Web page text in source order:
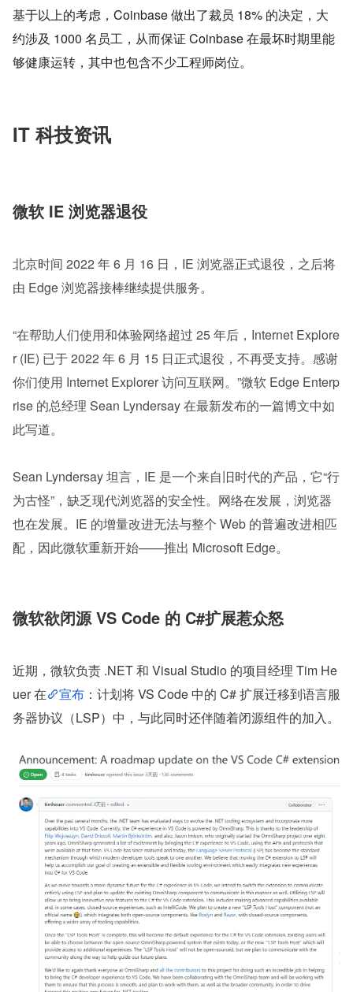
基于以上的考虑，Coinbase 做出了裁员 18% 的决定，大
约涉及 1000 名员工，从而保证 Coinbase 在最坏时期里能
够健康运转，其中也包含不少工程师岗位。
IT 科技资讯
微软 IE 浏览器退役
北京时间 2022 年 6 月 16 日，IE 浏览器正式退役，之后将
由 Edge 浏览器接棒继续提供服务。
“在帮助人们使用和体验网络超过 25 年后，Internet Explore
r (IE) 已于 2022 年 6 月 15 日正式退役，不再受支持。感谢
你们使用 Internet Explorer 访问互联网。”微软 Edge Enterp
rise 的总经理 Sean Lyndersay 在最新发布的一篇博文中如
此写道。
Sean Lyndersay 坦言，IE 是一个来自旧时代的产品，它“行
为古怪”，缺乏现代浏览器的安全性。网络在发展，浏览器
也在发展。IE 的增量改进无法与整个 Web 的普遍改进相匹
配，因此微软重新开始——推出 Microsoft Edge。
微软欲闭源 VS Code 的 C#扩展惹众怒
近期，微软负责 .NET 和 Visual Studio 的项目经理 Tim He
uer 在
宣布 ：计划将 VS Code 中的 C# 扩展迁移到语言服
务器协议（LSP）中，与此同时还伴随着闭源组件的加入。